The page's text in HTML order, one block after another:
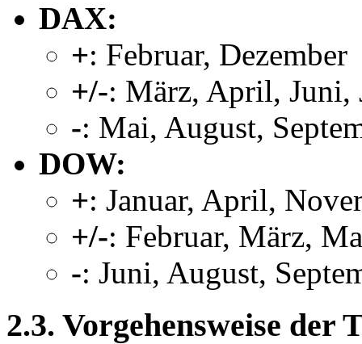
DAX:
+: Februar, Dezember
+/-: März, April, Juni,
-: Mai, August,
DOW:
+: Januar, April,
+/-: Februar, März,
-: Juni, August,
2.3. Vorgehensweise der